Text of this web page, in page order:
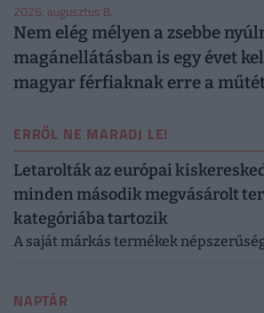
2026. augusztus 8.
Nem elég mélyen a zsebbe
magánellátásban is egy évet
magyar férfiaknak erre a
ERRŐL NE MARADJ LE!
Letarolták az európai
minden második megvásárolt
kategóriába tartozik
A saját márkás termékek
NAPTÁR